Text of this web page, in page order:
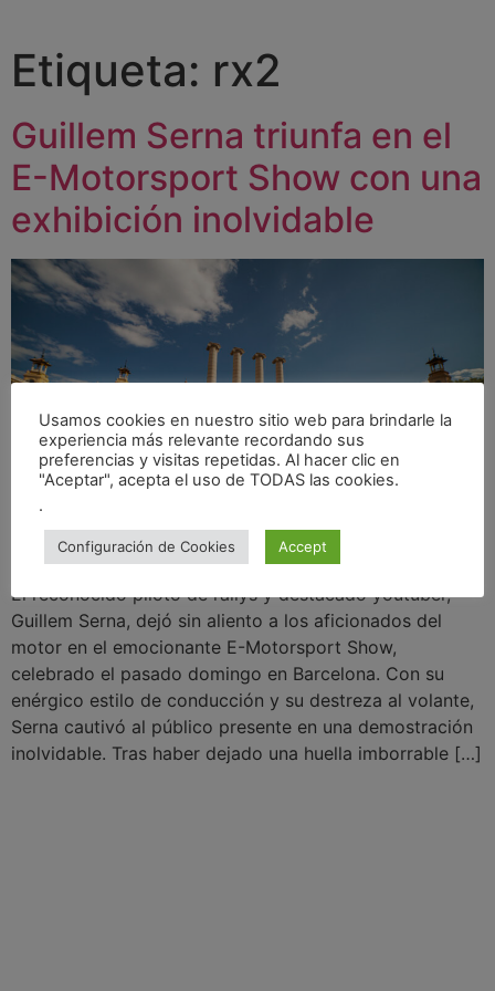
Etiqueta: rx2
Guillem Serna triunfa en el
E-Motorsport Show con una
exhibición inolvidable
El reconocido piloto de rallys y destacado youtuber,
Guillem Serna, dejó sin aliento a los aficionados del
motor en el emocionante E-Motorsport Show,
celebrado el pasado domingo en Barcelona. Con su
enérgico estilo de conducción y su destreza al volante,
Serna cautivó al público presente en una demostración
inolvidable. Tras haber dejado una huella imborrable […]
Usamos cookies en nuestro sitio web para brindarle la
experiencia más relevante recordando sus
preferencias y visitas repetidas. Al hacer clic en
"Aceptar", acepta el uso de TODAS las cookies.
.
Configuración de Cookies Accept